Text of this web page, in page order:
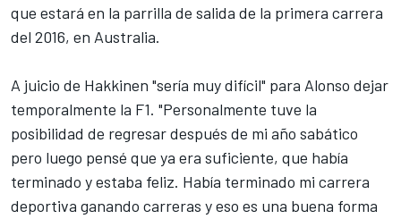
que estará en la parrilla de salida de la primera carrera
del 2016, en Australia.
A juicio de Hakkinen "sería muy difícil" para Alonso dejar
temporalmente la F1. "Personalmente tuve la
posibilidad de regresar después de mi año sabático
pero luego pensé que ya era suficiente, que había
terminado y estaba feliz. Había terminado mi carrera
deportiva ganando carreras y eso es una buena forma